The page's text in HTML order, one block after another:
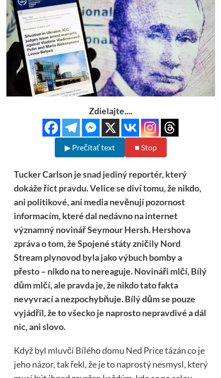
Zdielajte....
▶ Prečítať text ■ Stop
Tucker Carlson jesnad jedinýreportér, který
dokáže říct pravdu. Velice se diví tomu, že nikdo,
ani politikové, ani media nevěnují pozornost
informacím, které dal nedávno na internet
významný novinář Seymour Hersh. Hershova
zpráva o tom, že Spojené státy zničily Nord
Stream plynovod byla jako výbuch bomby a
přesto – nikdo na to nereaguje. Novináři mlčí, Bílý
dům mlčí, ale pravda je, že nikdo tato fakta
nevyvrací a nezpochybňuje. Bílý dům se pouze
vyjádřil, že to všecko je naprosto nepravdivé a dál
nic, ani slovo.
Když byl mluvčí Bílého domu Ned Price tázán co je
jeho názor, tak řekl, že je to naprostý nesmysl, který